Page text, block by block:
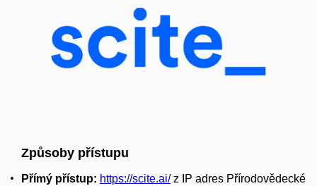
Způsoby přístupu
Přímý přístup: https://scite.ai/z IP adres Přírodovědecké